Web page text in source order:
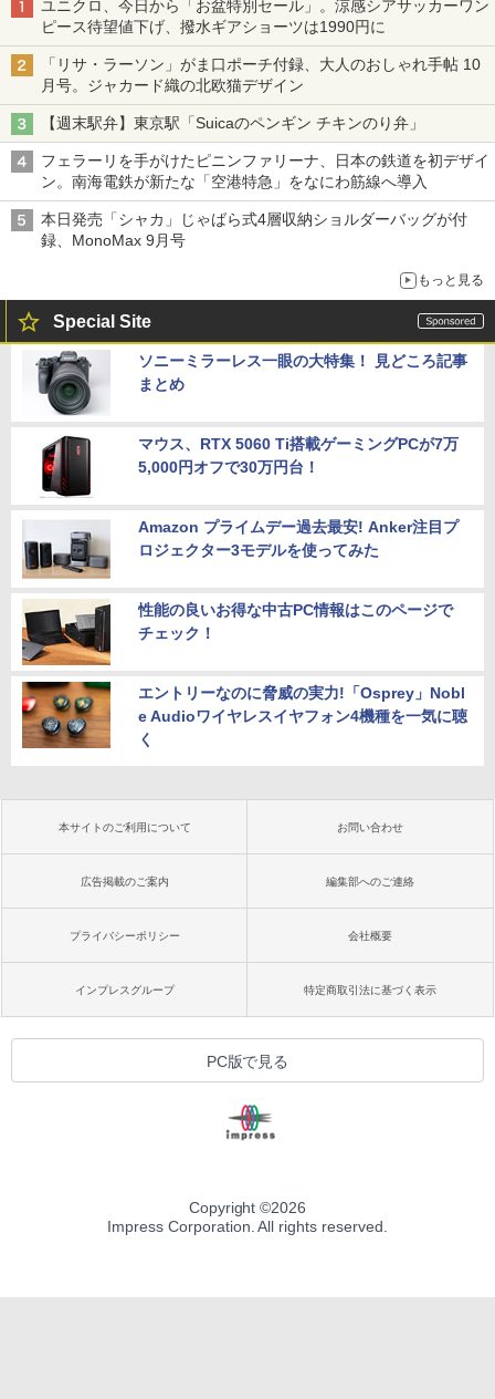
ユニクロ、今日から「お盆特別セール」。涼感シアサッカーワン
ピース待望値下げ、撥水ギアショーツは1990円に
「リサ・ラーソン」がま口ポーチ付録、大人のおしゃれ手帖 10
月号。ジャカード織の北欧猫デザイン
【週末駅弁】東京駅「Suicaのペンギン チキンのり弁」
フェラーリを手がけたピニンファリーナ、日本の鉄道を初デザイ
ン。南海電鉄が新たな「空港特急」をなにわ筋線へ導入
本日発売「シャカ」じゃばら式4層収納ショルダーバッグが付
録、MonoMax 9月号
もっと見る
Special Site
ソニーミラーレス一眼の大特集！ 見どころ記事
まとめ
マウス、RTX 5060 Ti搭載ゲーミングPCが7万
5,000円オフで30万円台！
Amazon プライムデー過去最安! Anker注目プ
ロジェクター3モデルを使ってみた
性能の良いお得な中古PC情報はこのページで
チェック！
エントリーなのに脅威の実力!「Osprey」Nobl
e Audioワイヤレスイヤフォン4機種を一気に聴
く
本サイトのご利用について お問い合わせ
広告掲載のご案内 編集部へのご連絡
プライバシーポリシー 会社概要
インプレスグループ 特定商取引法に基づく表示
PC版で見る
Copyright ©2026
Impress Corporation. All rights reserved.